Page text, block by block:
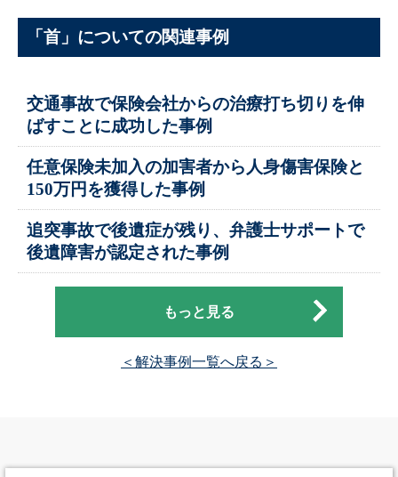
「首」についての関連事例
交通事故で保険会社からの治療打ち切りを伸
ばすことに成功した事例
任意保険未加入の加害者から人身傷害保険と
150万円を獲得した事例
追突事故で後遺症が残り、弁護士サポートで
後遺障害が認定された事例
もっと見る
＜解決事例一覧へ戻る＞